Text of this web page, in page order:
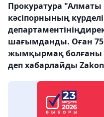
Прокуратура
кәсіпорнының
шағымданды. Оған 75
жымқырмақ болғаны
деп хабарлайды